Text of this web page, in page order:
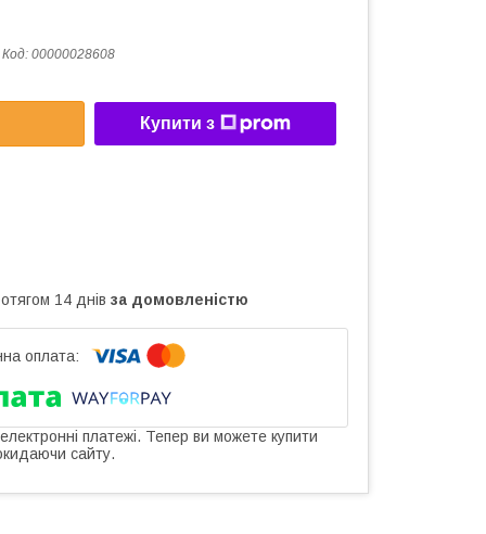
Код: 00000028608
Купити з
14 днів за домовленістю
платежі. Тепер ви можете купити
сайту.